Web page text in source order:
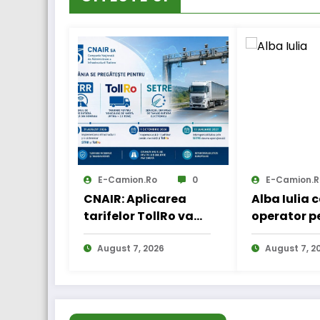
E-Camion.ro 0
CNAIR: Aplicarea
tarifelor TollRo va
începe la 1
octombrie 2026
August 7, 2026
E-
Alba Iulia
operator
August 7,